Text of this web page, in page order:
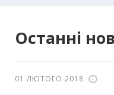
Останні
01 ЛЮТОГО 2018